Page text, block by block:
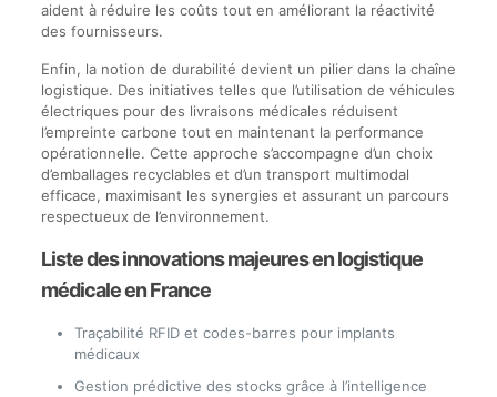
aident à réduire les coûts tout en améliorant la réactivité
des fournisseurs.
Enfin, la notion de durabilité devient un pilier dans la chaîne
logistique. Des initiatives telles que l’utilisation de véhicules
électriques pour des livraisons médicales réduisent
l’empreinte carbone tout en maintenant la performance
opérationnelle. Cette approche s’accompagne d’un choix
d’emballages recyclables et d’un transport multimodal
efficace, maximisant les synergies et assurant un parcours
respectueux de l’environnement.
Liste des innovations majeures en logistique
médicale en France
Traçabilité RFID et codes-barres pour implants
médicaux
Gestion prédictive des stocks grâce à l’intelligence